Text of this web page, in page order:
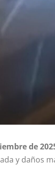
de
y daños